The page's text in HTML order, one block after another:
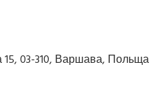
15, 03-310, Варшава, Польща